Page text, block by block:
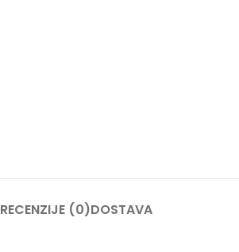
RECENZIJE (0)DOSTAVA